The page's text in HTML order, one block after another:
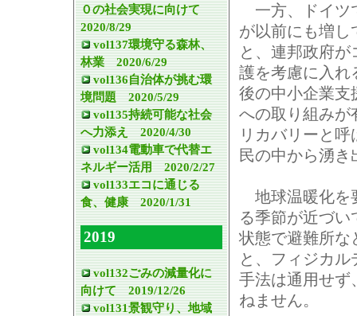
０の社会実現に向けて
2020/8/29
vol137環境守る森林、
林業 2020/6/29
vol136自治体が挑む環
境問題 2020/5/29
vol135持続可能な社会
へ力添え 2020/4/30
vol134電動車で代替エ
ネルギー活用 2020/2/27
vol133エコに通じる
食、健康 2020/1/31
2019
vol132ごみの減量化に
向けて 2019/12/26
vol131景観守り、地域
一方、ドイツ
が以前にも増し
と、連邦政府
護を考慮に入れ
後の中小企業支
への取り組みが
リカバリーと
民の中から湧
地球温暖化を
る季節が近づ
状態で避難所な
と、フィジカ
手法は通用せず
ねません。